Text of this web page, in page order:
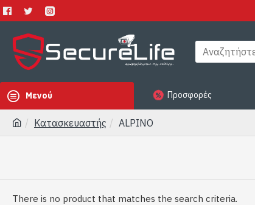
Μενού Προσφορές
Κατασκευαστής ALPINO
There is no product that matches the search criteria.